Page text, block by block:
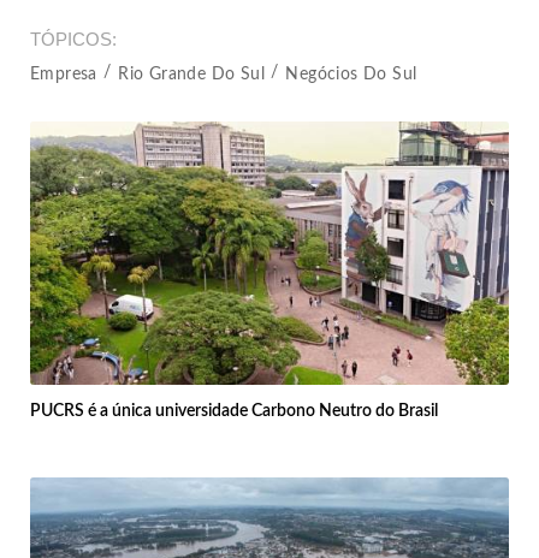
TÓPICOS
Empresa Rio Grande Do Sul Negócios Do Sul
PUCRS é a única universidade Carbono Neutro do Brasil